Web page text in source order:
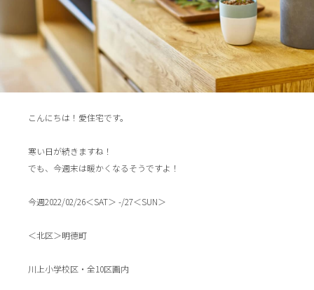
こんにちは！愛住宅です。
寒い日が続きますね！
でも、今週末は暖かくなるそうですよ！
今週2022/02/26＜SAT＞ -/27＜SUN＞
＜北区＞明徳町
川上小学校区・全10区画内